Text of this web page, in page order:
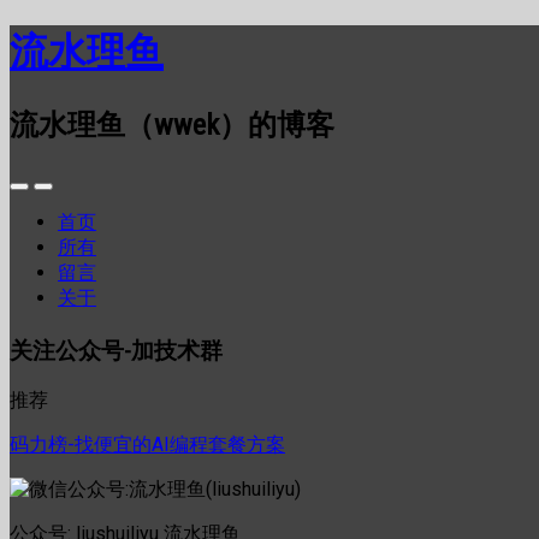
流水理鱼
流水理鱼（wwek）的博客
首页
所有
留言
关于
关注公众号-加技术群
推荐
码力榜-找便宜的AI编程套餐方案
公众号: liushuiliyu 流水理鱼